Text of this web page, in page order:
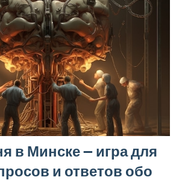
в Минске — игра для
и ответов обо